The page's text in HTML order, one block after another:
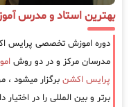
بهترین استاد و مدرس
دوره اموزش تخصصی پرایس
مدرسان مرکز و در دو روش
پرایس اکشن
برتر و بین المللی را در